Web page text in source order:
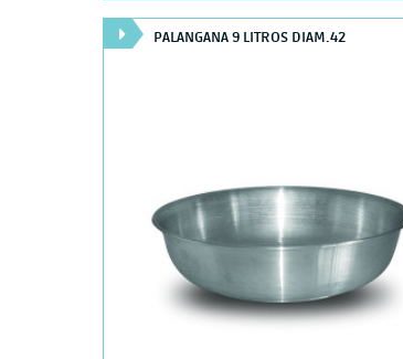
PALANGANA 9 LITROS DIAM.42